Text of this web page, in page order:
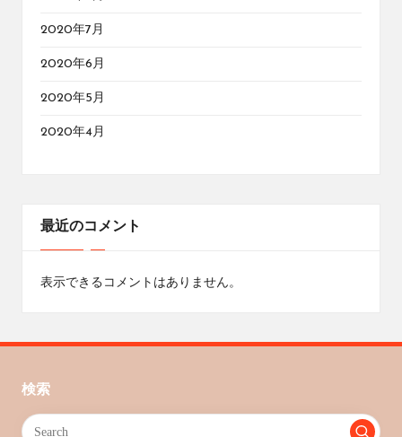
2020年7月
2020年6月
2020年5月
2020年4月
最近のコメント
表示できるコメントはありません。
検索